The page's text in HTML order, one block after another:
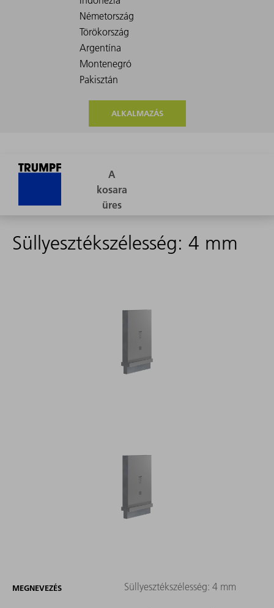
ALKALMAZÁS
Süllyesztékszélesség: 4 mm
MEGNEVEZÉS Süllyesztékszélesség: 4 mm